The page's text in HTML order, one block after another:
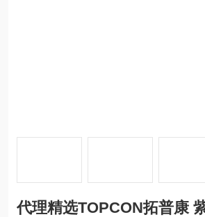
代理精选TOPCON拓普康